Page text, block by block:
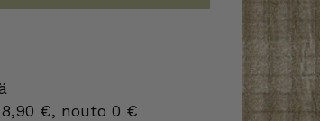
€, nouto 0 €